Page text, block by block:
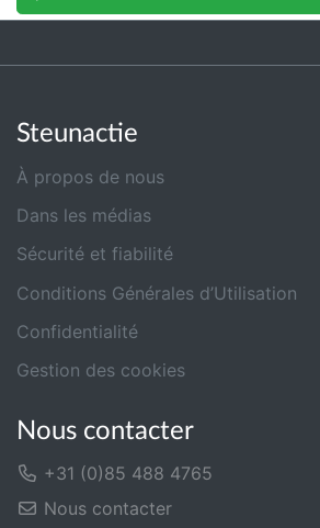
Steunactie
À propos de nous
Dans les médias
Sécurité et fiabilité
Conditions Générales d’Utilisation
Confidentialité
Gestion des cookies
Nous contacter
+31 (0)85 488 4765
Nous contacter